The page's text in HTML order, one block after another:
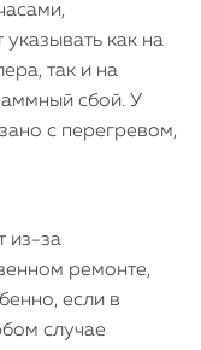
как на
так и на
сбой. У
с перегревом,
из-за
ремонте,
если в
случае